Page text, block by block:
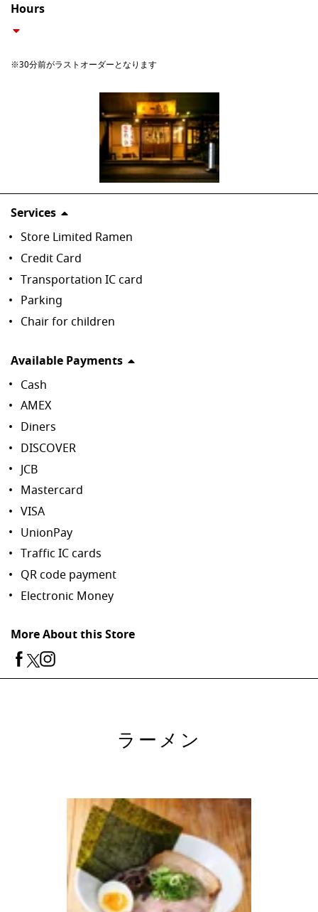
Hours
※30分前がラストオーダーとなります
Services
Store Limited Ramen
Credit Card
Transportation IC card
Parking
Chair for children
Available Payments
Cash
AMEX
Diners
DISCOVER
JCB
Mastercard
VISA
UnionPay
Traffic IC cards
QR code payment
Electronic Money
More About this Store
ラーメン